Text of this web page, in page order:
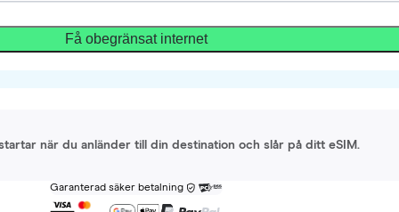
Få obegränsat internet
när du anländer till din destination och slår på ditt eSIM.
Garanterad säker betalning